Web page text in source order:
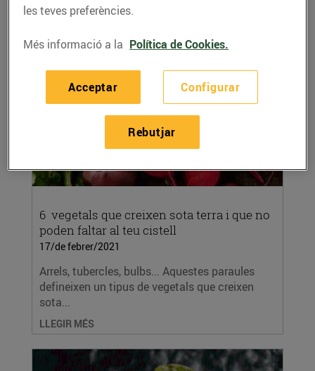
6 vegetals que creixen sota terra i que no
poden faltar al teu cistell
17/de febrer/2021
Arrels, tubercles, bulbs... Aquestes paraules
defineixen un tipus de vegetals que creixen
sota...
LLEGIR MÉS
les teves preferències.
Més informació a la Política de Cookies.
Configurar
Rebutjar
Acceptar